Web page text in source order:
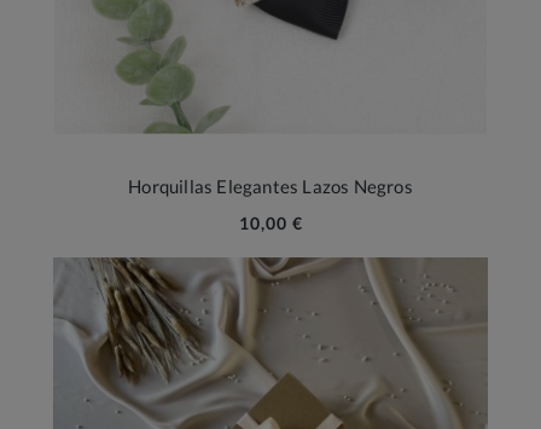
Horquillas Elegantes Lazos Negros
10,00 €